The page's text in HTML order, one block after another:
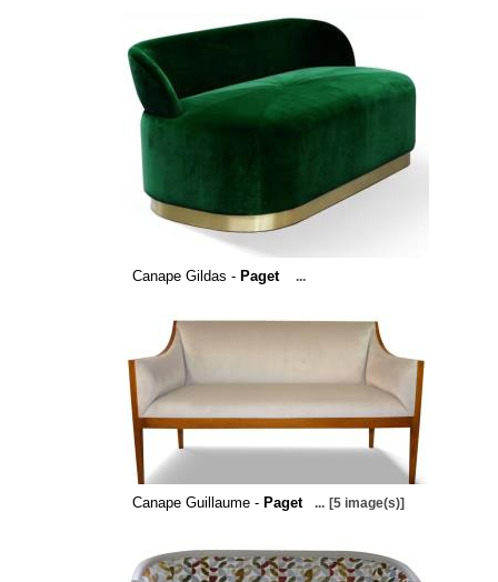
Canape Gildas - Paget ...
Canape Guillaume - Paget ... [5 image(s)]